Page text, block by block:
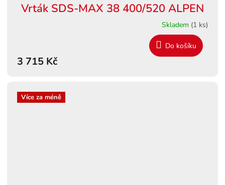
A
R
M
Vrták SDS-MAX 38 400/520 ALPEN
Skladem (1 ks)
3 715 Kč
Do košíku
Více za méně